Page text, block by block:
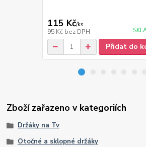
115 Kč/ks
95 Kč bez DPH
Přidat do
Zboží zařazeno v kategoriích
Držáky na Tv
Otočné a sklopné držáky